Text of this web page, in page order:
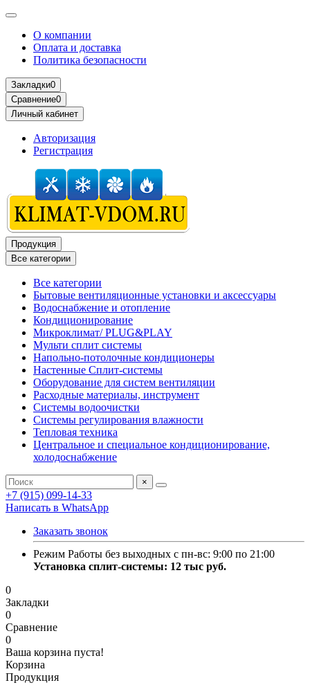
О компании
Оплата и доставка
Политика безопасности
Закладки0
Сравнение0
Личный кабинет
Авторизация
Регистрация
Продукция
Все категории
Все категории
Бытовые вентиляционные установки и аксессуары
Водоснабжение и отопление
Кондиционирование
Микроклимат/ PLUG&PLAY
Мульти сплит системы
Напольно-потолочные кондиционеры
Настенные Сплит-системы
Оборудование для систем вентиляции
Расходные материалы, инструмент
Системы водоочистки
Системы регулирования влажности
Тепловая техника
Центральное и специальное кондиционирование,
холодоснабжение
×
+7 (915) 099-14-33
Написать в WhatsApp
Заказать звонок
Режим Работы без выходных с пн-вс: 9:00 по 21:00
Установка сплит-системы: 12 тыс руб.
0
Закладки
0
Сравнение
0
Ваша корзина пуста!
Корзина
Продукция